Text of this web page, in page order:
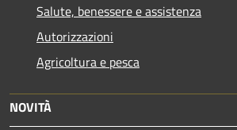
Salute, benessere e assistenza
Autorizzazioni
Agricoltura e pesca
NOVITÀ